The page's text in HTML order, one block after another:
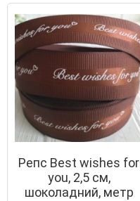
Репс Best wishes for
you, 2,5 см,
шоколадний, метр